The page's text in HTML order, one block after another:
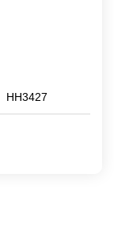
HH3427